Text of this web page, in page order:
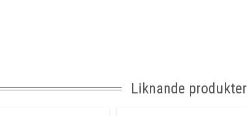
Liknande produkter